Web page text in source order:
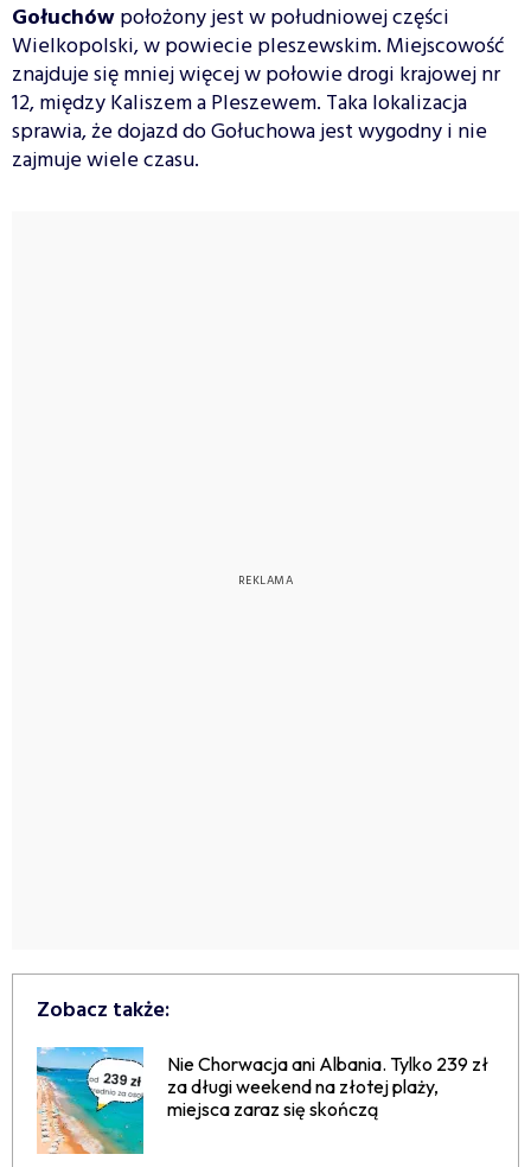
Gołuchówpołożony jest w południowej części
Wielkopolski, w powiecie pleszewskim. Miejscowość
znajduje się mniej więcej w połowie drogi krajowej nr
12, między Kaliszem a Pleszewem. Taka lokalizacja
sprawia, że dojazd do Gołuchowa jest wygodny i nie
zajmuje wiele czasu.
Zobacz także:
Nie Chorwacja ani Albania. Tylko 239 zł
za długi weekend na złotej plaży,
miejsca zaraz się skończą